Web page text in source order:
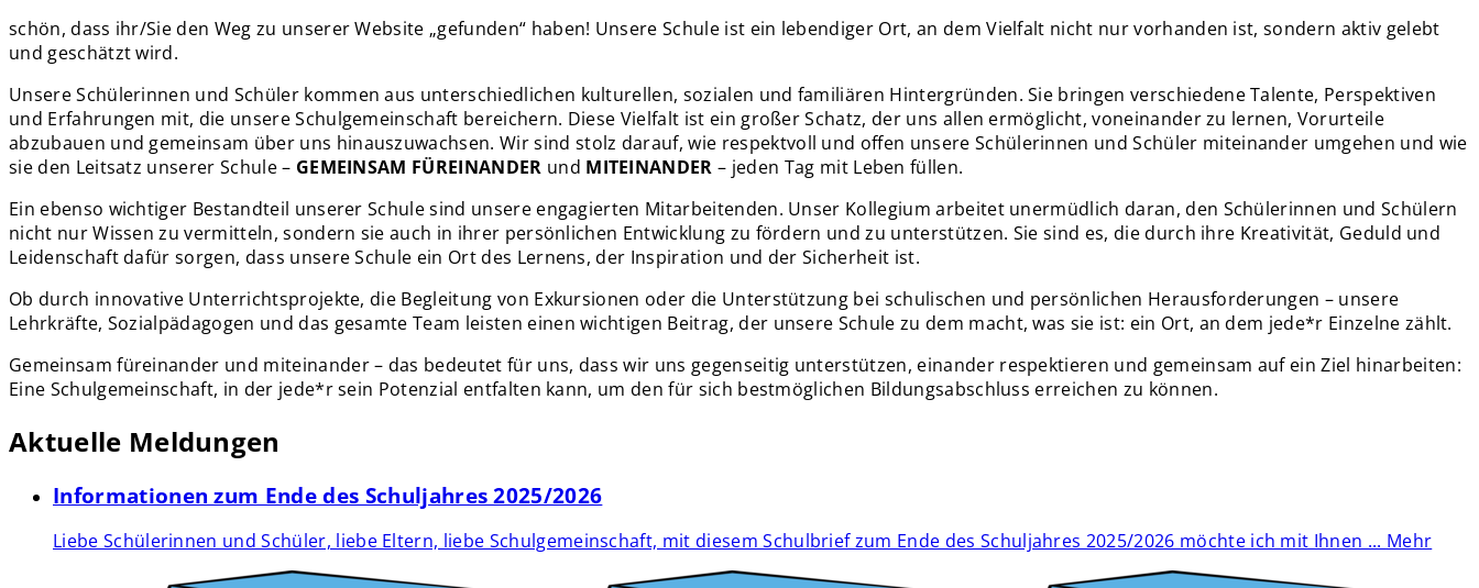
schön, dass ihr/Sie den Weg zu unserer Website „gefunden“ haben! Unsere Schule ist ein lebendiger Ort, an dem Vielfalt nicht nur vorhanden ist, sondern aktiv gelebt
und geschätzt wird.
Unsere Schülerinnen und Schüler kommen aus unterschiedlichen kulturellen, sozialen und familiären Hintergründen. Sie bringen verschiedene Talente, Perspektiven
und Erfahrungen mit, die unsere Schulgemeinschaft bereichern. Diese Vielfalt ist ein großer Schatz, der uns allen ermöglicht, voneinander zu lernen, Vorurteile
abzubauen und gemeinsam über uns hinauszuwachsen. Wir sind stolz darauf, wie respektvoll und offen unsere Schülerinnen und Schüler miteinander umgehen und wie
sie den Leitsatz unserer Schule – GEMEINSAM FÜREINANDER und MITEINANDER – jeden Tag mit Leben füllen.
Ein ebenso wichtiger Bestandteil unserer Schule sind unsere engagierten Mitarbeitenden. Unser Kollegium arbeitet unermüdlich daran, den Schülerinnen und Schülern
nicht nur Wissen zu vermitteln, sondern sie auch in ihrer persönlichen Entwicklung zu fördern und zu unterstützen. Sie sind es, die durch ihre Kreativität, Geduld und
Leidenschaft dafür sorgen, dass unsere Schule ein Ort des Lernens, der Inspiration und der Sicherheit ist.
Ob durch innovative Unterrichtsprojekte, die Begleitung von Exkursionen oder die Unterstützung bei schulischen und persönlichen Herausforderungen – unsere
Lehrkräfte, Sozialpädagogen und das gesamte Team leisten einen wichtigen Beitrag, der unsere Schule zu dem macht, was sie ist: ein Ort, an dem jede*r Einzelne zählt.
Gemeinsam füreinander und miteinander – das bedeutet für uns, dass wir uns gegenseitig unterstützen, einander respektieren und gemeinsam auf ein Ziel hinarbeiten:
Eine Schulgemeinschaft, in der jede*r sein Potenzial entfalten kann, um den für sich bestmöglichen Bildungsabschluss erreichen zu können.
Aktuelle Meldungen
Informationen zum Ende des Schuljahres 2025/2026
Liebe Schülerinnen und Schüler, liebe Eltern, liebe Schulgemeinschaft, mit diesem Schulbrief zum Ende des Schuljahres 2025/2026 möchte ich mit Ihnen ... Mehr